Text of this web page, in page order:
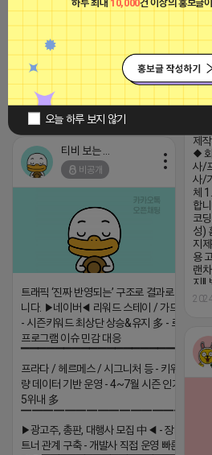
오늘 하루 보지 않기
100%실행사 | 상위노출전문
2025-04-14 14:40 댓글: 0개
◆
제
◆
사/
사/
체
합
코
성)
지
용
랜
지!!
아
(
바
비공개
트래픽 ‘진짜 반영되는’ 구조로 결과로 보여드립
니다. ▶네이버◀ 리워드 스테이 / 가드 / 자몽 등
- 시즌키워드 최상단 상승&유지 多 - 로직변화,
프로그램 이슈 민감 대응
▔▔▔▔▔▔▔▔▔▔▔▔▔▔▔▔▔▔ ▶쿠팡
프라다 / 헤르메스 / 시그니처 등 - 키워드 검색
량 데이터 기반 운영 - 4~7월 시즌 인기 키워드
5위내 多
▔▔▔▔▔▔▔▔▔▔▔▔▔▔▔▔▔▔
▶광고주, 총판, 대행사 모집 中◀ - 장기 협업 파
트너 관계 구축 - 개발사 직접 운영 빠른 피드백